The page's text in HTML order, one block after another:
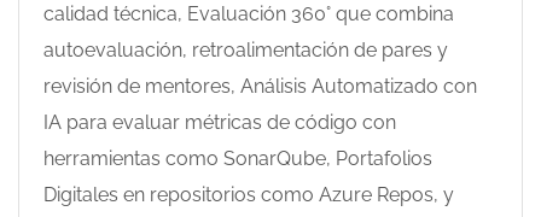
calidad técnica, Evaluación 360° que combina
autoevaluación, retroalimentación de pares y
revisión de mentores, Análisis Automatizado con
IA para evaluar métricas de código con
herramientas como SonarQube, Portafolios
Digitales en repositorios como Azure Repos, y